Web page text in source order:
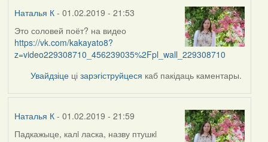
Наталья К- 01.02.2019 - 21:53
Это соловей поёт? на видео
https://vk.com/kakayato8?
z=video229308710_456239035%2Fpl_wall_229308710
Увайдзіце цізарэгіструйцеся каб пакідаць каментары.
Наталья К- 01.02.2019 - 21:59
Падкажыце, калi ласка, назву птушкi